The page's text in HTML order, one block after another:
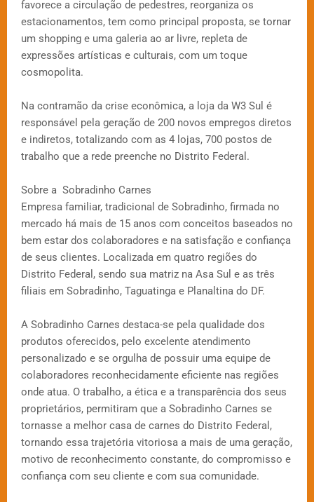
favorece a circulação de pedestres, reorganiza os
estacionamentos, tem como principal proposta, se tornar
um shopping e uma galeria ao ar livre, repleta de
expressões artísticas e culturais, com um toque
cosmopolita.
Na contramão da crise econômica, a loja da W3 Sul é
responsável pela geração de 200 novos empregos diretos
e indiretos, totalizando com as 4 lojas, 700 postos de
trabalho que a rede preenche no Distrito Federal.
Sobre a Sobradinho Carnes
Empresa familiar, tradicional de Sobradinho, firmada no
mercado há mais de 15 anos com conceitos baseados no
bem estar dos colaboradores e na satisfação e confiança
de seus clientes. Localizada em quatro regiões do
Distrito Federal, sendo sua matriz na Asa Sul e as três
filiais em Sobradinho, Taguatinga e Planaltina do DF.
A Sobradinho Carnes destaca-se pela qualidade dos
produtos oferecidos, pelo excelente atendimento
personalizado e se orgulha de possuir uma equipe de
colaboradores reconhecidamente eficiente nas regiões
onde atua. O trabalho, a ética e a transparência dos seus
proprietários, permitiram que a Sobradinho Carnes se
tornasse a melhor casa de carnes do Distrito Federal,
tornando essa trajetória vitoriosa a mais de uma geração,
motivo de reconhecimento constante, do compromisso e
confiança com seu cliente e com sua comunidade.